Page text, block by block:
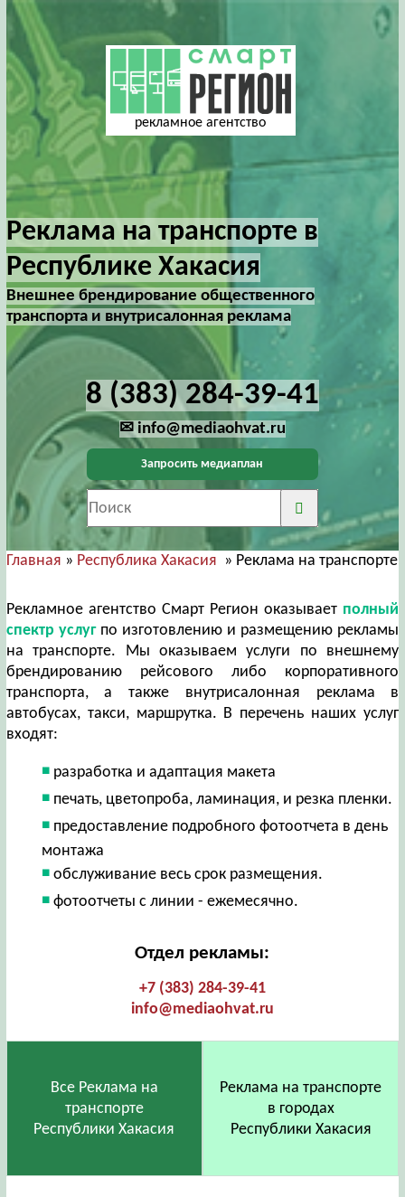
рекламное агентство
Реклама на транспорте в
Республике Хакасия
Внешнее брендирование общественного
транспорта и внутрисалонная реклама
8 (383) 284-39-41
✉ info@mediaohvat.ru
Запросить медиаплан
Главная » Республика Хакасия » Реклама на транспорте
Рекламное агентство Смарт Регион оказывает полный
спектр услугпо изготовлению и размещению рекламы
на транспорте. Мы оказываем услуги по внешнему
брендированию рейсового либо корпоративного
транспорта, а также внутрисалонная реклама в
автобусах, такси, маршрутка. В перечень наших услуг
входят:
разработка и адаптация макета
печать, цветопроба, ламинация, и резка пленки.
предоставление подробного фотоотчета в день
монтажа
обслуживание весь срок размещения.
фотоотчеты с линии - ежемесячно.
Отдел рекламы:
+7 (383) 284-39-41
info@mediaohvat.ru
Все Реклама на
транспорте
Республики Хакасия
Реклама на транспорте
в городах
Республики Хакасия